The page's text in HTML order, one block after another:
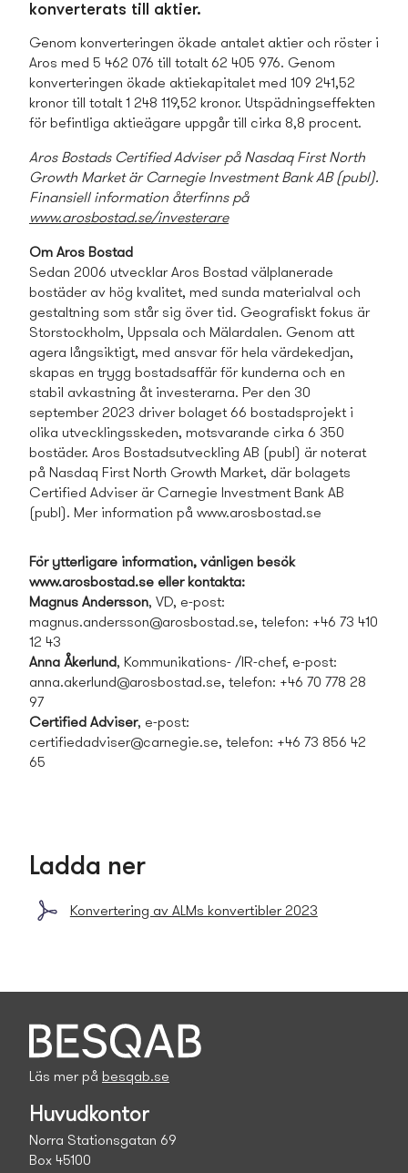
konverterats till aktier.
Genom konverteringen ökade antalet aktier och röster i
Aros med 5 462 076 till totalt 62 405 976. Genom
konverteringen ökade aktiekapitalet med 109 241,52
kronor till totalt 1 248 119,52 kronor. Utspädningseffekten
för befintliga aktieägare uppgår till cirka 8,8 procent.
Aros Bostads­ Certified Adviser på Nasdaq First North
Growth Market är Carnegie Investment Bank AB (publ).
Finansiell information återfinns på
www.arosbostad.se/investerare
Om Aros Bostad
Sedan 2006 utvecklar Aros Bostad välplanerade
bostäder av hög kvalitet, med sunda materialval och
gestaltning som står sig över tid. Geografiskt fokus är
Storstockholm, Uppsala och Mälardalen. Genom att
agera långsiktigt, med ansvar för hela värdekedjan,
skapas en trygg bostads­affär för kunderna och en
stabil avkastning åt investerarna. Per den 30
september 2023 driver bolaget 66 bostads­projekt i
olika utvecklings­skeden, motsvarande cirka 6 350
bostäder. Aros Bostads­utveckling AB (publ) är noterat
på Nasdaq First North Growth Market, där bolagets
Certified Adviser är Carnegie Investment Bank AB
(publ). Mer information på www.arosbostad.se
För ytterligare information, vänligen besök
www.arosbostad.se eller kontakta:
Magnus Andersson, VD, e-post:
magnus.andersson@arosbostad.se, telefon: +46 73 410
12 43
Anna Åkerlund, Kommunikations- /IR-chef, e-post:
anna.akerlund@arosbostad.se, telefon: +46 70 778 28
97
Certified Adviser, e-post:
certifiedadviser@carnegie.se, telefon: +46 73 856 42
65
Ladda ner
Konvertering av ALMs konvertibler 2023
Läs mer på besqab.se
Huvudkontor
Norra Stationsgatan 69
Box 45100